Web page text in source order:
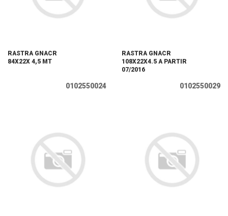
RASTRA GNACR
84X22X 4,5 MT
0102550024
RASTRA GNACR
108X22X4.5 A PARTIR
07/2016
0102550029